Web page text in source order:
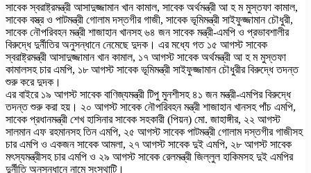
সাবেক স্বরাষ্ট্রমন্ত্রী আসাদুজ্জামান খান কামাল, সাবেক অর্থমন্ত্রী আ হ ম মুস্তফা কামাল,
সাবেক বস্ত্র ও পাটমন্ত্রী গোলাম দস্তগীর গাজী, সাবেক ভূমিমন্ত্রী সাইফুজ্জামান চৌধুরী,
সাবেক নৌপরিবহন মন্ত্রী শাজাহান খানসহ ৬৪ জন সাবেক মন্ত্রী-এমপি ও প্রভাবশালীর
বিরুদ্ধে দুর্নীতির অনুসন্ধানে নেমেছে দুদক। এর মধ্যে গত ১৫ আগস্ট সাবেক
স্বরাষ্ট্রমন্ত্রী আসাদুজ্জামান খান কামাল, ১৭ আগস্ট সাবেক অর্থমন্ত্রী আ হ ম মুস্তফা
কামালসহ চার এমপি, ১৮ আগস্ট সাবেক ভূমিমন্ত্রী সাইফুজ্জামান চৌধুরীর বিরুদ্ধে তদন্ত
শুরু করে দুদক।
এর বাইরে ১৯ আগস্ট সাবেক বাণিজ্যমন্ত্রী টিপু মুনশীসহ ৪১ জন মন্ত্রী-এমপির বিরুদ্ধে
তদন্ত শুরু করা হয়। ২০ আগস্ট সাবেক নৌপরিবহন মন্ত্রী শাজাহান খানসহ পাঁচ এমপি,
সাবেক প্রধানমন্ত্রী শেখ হাসিনার সাবেক সহকারী (পিয়ন) মো. জাহাঙ্গীর, ২২ আগস্ট
সালমান এফ রহমানসহ তিন এমপি, ২৫ আগস্ট সাবেক পাটমন্ত্রী গোলাম দস্তগীর গাজীসহ
চার এমপি ও একজন সাবেক আমলা, ২৭ আগস্ট সাবেক দুই এমপি, ২৮ আগস্ট সাবেক
মৎস্যমন্ত্রীসহ চার এমপি ও ২৯ আগস্ট সাবেক রেলমন্ত্রী জিল্লুল হাকিমসহ দুই এমপির
দুর্নীতি অনুসন্ধানে নামে সংস্থাটি।